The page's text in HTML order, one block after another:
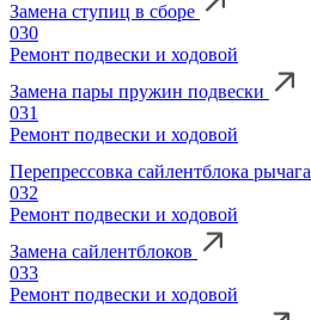
Замена ступиц в сборе
030
Ремонт подвески и ходовой
Замена пары пружин подвески
031
Ремонт подвески и ходовой
Перепрессовка сайлентблока рычага
032
Ремонт подвески и ходовой
Замена сайлентблоков
033
Ремонт подвески и ходовой